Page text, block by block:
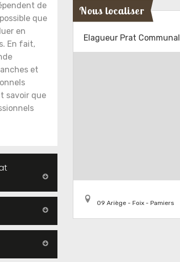
de
que
en
En fait,
et
savoir que
Nous localiser
Elagueur Prat Communal
09 Ariège - Foix - Pamiers